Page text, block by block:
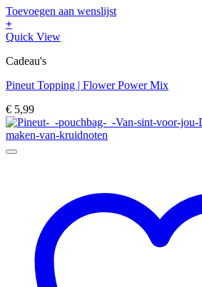
Toevoegen aan wenslijst
+
Quick View
Cadeau's
Pineut Topping | Flower Power Mix
€ 5,99